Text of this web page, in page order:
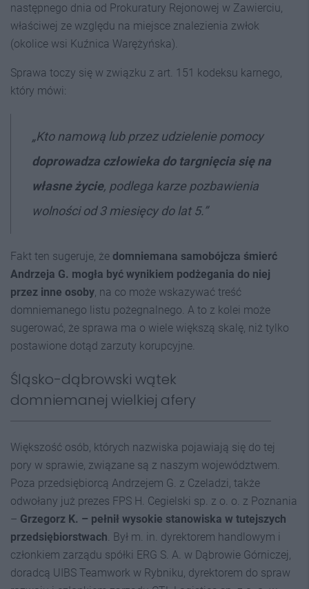
następnego dnia od Prokuratury Rejonowej w Zawierciu,
właściwej ze względu na miejsce znalezienia zwłok
(okolice wsi Kuźnica Warężyńska).
Sprawa toczy się w związku z art. 151 kodeksu karnego,
który mówi:
„Kto namową lub przez udzielenie pomocy
doprowadza człowieka do targnięcia się na
własne życie, podlega karze pozbawienia
wolności od 3 miesięcy do lat 5.”
Fakt ten sugeruje, że domniemana samobójcza śmierć
Andrzeja G. mogła być wynikiem podżegania do niej
przez inne osoby , na co może wskazywać treść
domniemanego listu pożegnalnego. A to z kolei może
sugerować, że sprawa ma o wiele większą skalę, niż tylko
postawione dotąd zarzuty korupcyjne.
Śląsko-dąbrowski wątek
domniemanej wielkiej afery
Większość osób, których nazwiska pojawiają się do tej
pory w sprawie, związane są z naszym województwem.
Poza przedsiębiorcą Andrzejem G. z Czeladzi, także
odwołany już prezes FPS H. Cegielski sp. z o. o. z Poznania
– Grzegorz K. – pełnił wysokie stanowiska w tutejszych
przedsiębiorstwach . Był m. in. dyrektorem handlowym i
członkiem zarządu spółki ERG S. A. w Dąbrowie Górniczej,
doradcą UIBS Teamwork w Rybniku, dyrektorem do spraw